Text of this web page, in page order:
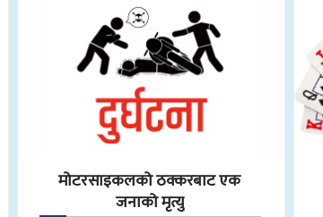
मोटरसाइकलको ठक्करबाट एक
जनाको मृत्यु